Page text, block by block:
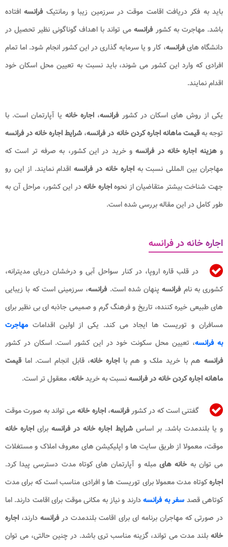
باید به فکر دریافت اقامت موقت در سرزمین زیبا و رمانتیکفرانسه افتاده
باشد. مهاجرت به کشورفرانسه می تواند با اهداف گوناگونی نظیر تحصیل در
دانشگاه هایفرانسه، کار و یا سرمایه گذاری در این کشور انجام شود. اما تمام
افرادی که وارد این کشور می شوند، باید نسبت به تعیین محل اسکان خود
اقدام نمایند.
یکی از روش های اسکان در کشورفرانسه، اجاره خانه یا آپارتمان است. با
توجه بهقیمت ماهانه اجاره کردن خانه در فرانسه، شرایط اجاره خانه در فرانسه
وهزینه اجاره خانه در فرانسهو خرید در این کشور، به صرفه تر است که
مهاجران بین المللی نسبت به اجاره خانه در فرانسه اقدام نمایند. از این رو
جهت شناخت بیشتر متقاضیان از نحوهاجاره خانهدر این کشور، مراحل آن به
طور کامل در این مقاله بررسی شده است.
اجاره خانه در فرانسه
در قلب قاره اروپا، در کنار سواحل آبی و درخشان دریای مدیترانه،
کشوری به نامفرانسه پنهان شده است.فرانسه، سرزمینی است که با زیبایی
های طبیعی خیره کننده، تاریخ و فرهنگ گرم و صمیمی جاذبه ای بی نظیر برای
مسافران و توریست ها ایجاد می کند. یکی از اولین اقداماتمهاجرت
به فرانسه، تعیین محل سکونت خود در این کشور است. اسکان در کشور
فرانسه هم با خرید ملک و هم با اجاره خانه، قابل انجام است. اماقیمت
ماهانه اجاره کردن خانه در فرانسهنسبت به خریدخانه، معقول تر است.
گفتنی است که در کشورفرانسه،اجاره خانهمی تواند به صورت موقت
و یا بلندمدت باشد. بر اساسشرایط اجاره خانه در فرانسه برایاجاره خانه
موقت، معمولا از طریق سایت ها و اپلیکیشن های معروف املاک و مستغلات
می توان بهخانه هایمبله و آپارتمان های کوتاه مدت دسترسی پیدا کرد.
اجارهکوتاه مدت معمولا برای توریست ها و افرادی مناسب است که برای مدت
کوتاهی قصد سفر به فرانسهدارند و نیاز به مکانی موقت برای اقامت دارند. اما
در صورتی که مهاجران برنامه ای برای اقامت بلندمدت درفرانسه دارند، اجاره
خانه بلند مدت می تواند، گزینه مناسب تری باشد. در چنین حالتی، می توان